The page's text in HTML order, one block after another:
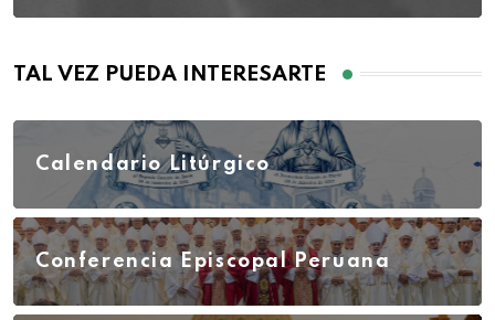
TAL VEZ PUEDA INTERESARTE
Calendario Litúrgico
Conferencia Episcopal Peruana